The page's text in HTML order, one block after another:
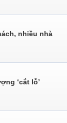
nhiều nhà
‘cắt lỗ’